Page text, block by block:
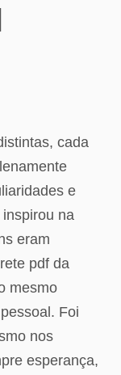
cada
e
na
eram
pdf da
mesmo
Foi
nos
esperança,